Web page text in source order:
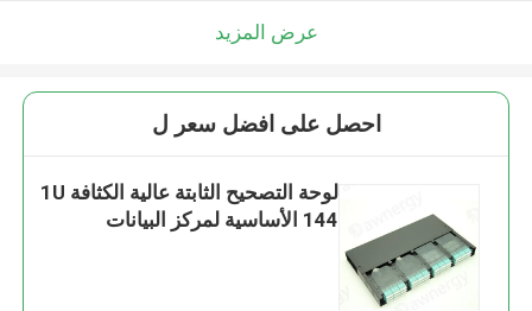
عرض المزيد
احصل على افضل سعر ل
لوحة التصحيح الثابتة عالية الكثافة 1U
144 الأساسية لمركز البيانات